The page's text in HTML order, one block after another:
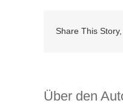
Share This
Über den